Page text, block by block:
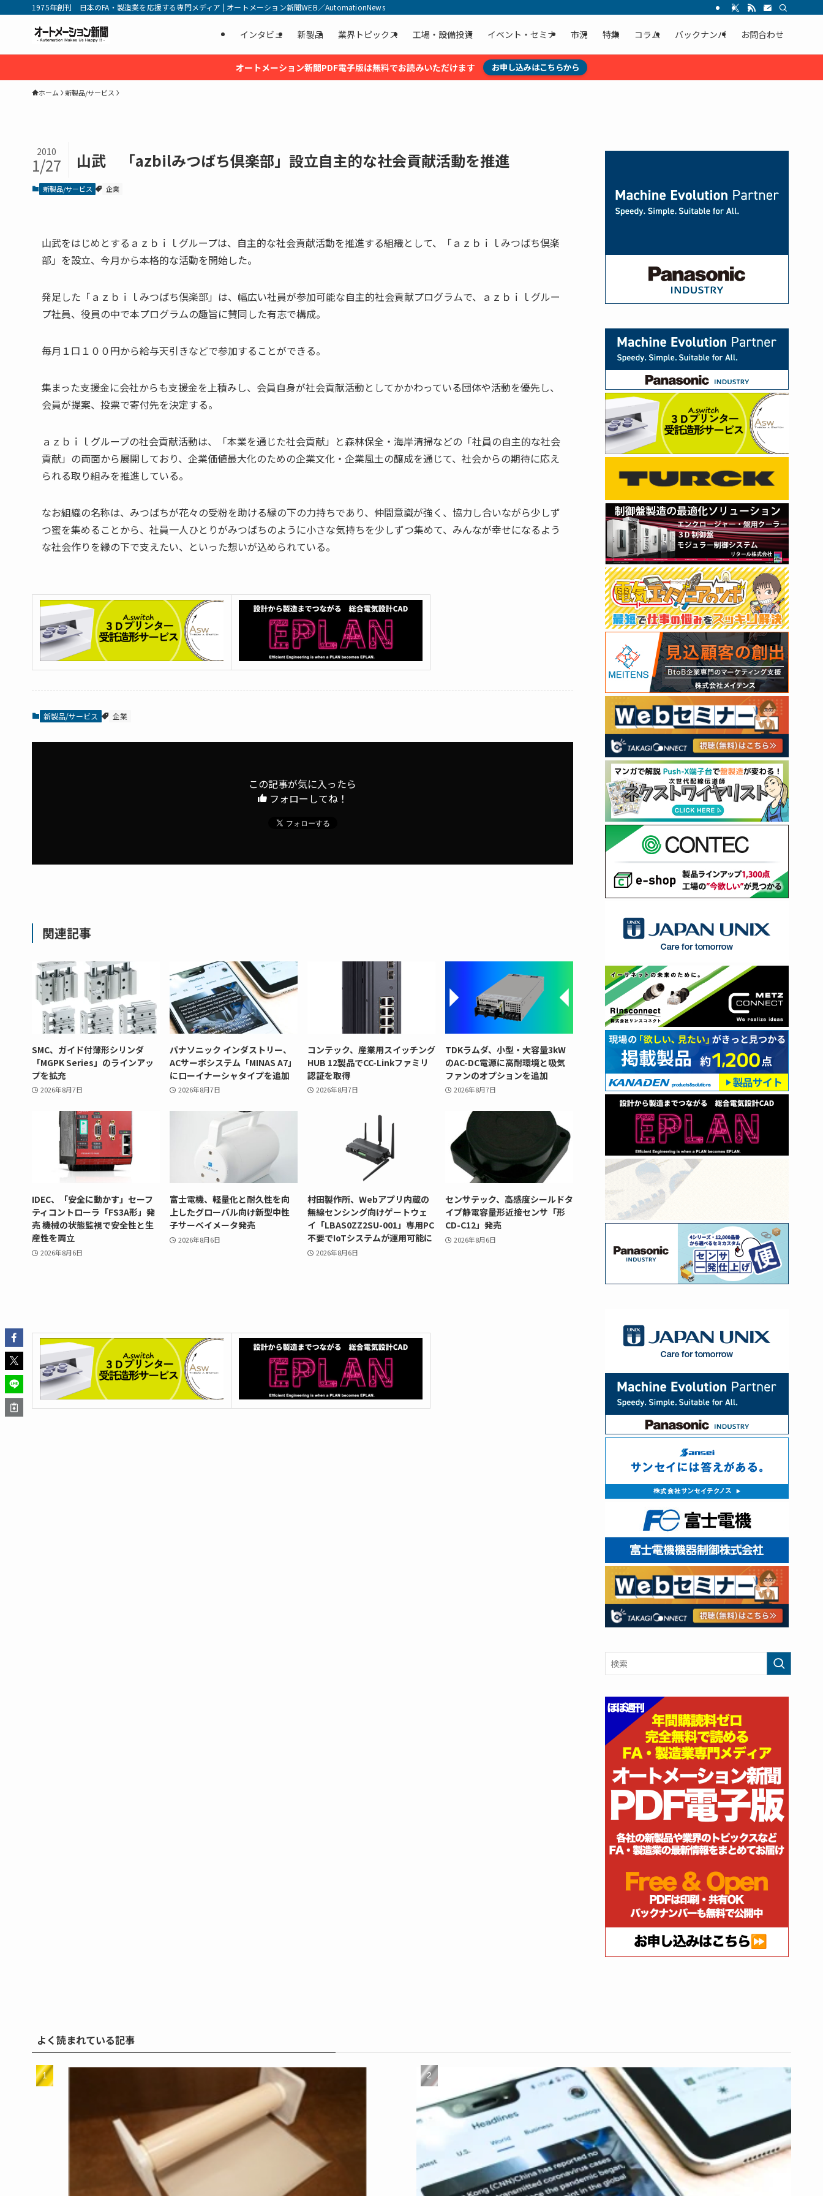
1975年創刊 日本のFA・製造業を応援する専門メディア | オートメーション新聞WEB／AutomationNews
インタビュ 新製品 業界トピックス 工場・設備投資 イベント・セミナ 市況 特集 コラム バックナンバ お問合わせ
オートメーション新聞PDF電子版は無料でお読みいただけます お申し込みはこちらから
ホーム 新製品/サービス
山武 「azbilみつばち倶楽部」設立自主的な社会貢献活動を推進
2010
1/27
新製品/サービス 企業
山武をはじめとするａｚｂｉｌグループは、自主的な社会貢献活動を推進する組織として、「ａｚｂｉｌみつばち倶楽
部」を設立、今月から本格的な活動を開始した。
発足した「ａｚｂｉｌみつばち倶楽部」は、幅広い社員が参加可能な自主的社会貢献プログラムで、ａｚｂｉｌグルー
プ社員、役員の中で本プログラムの趣旨に賛同した有志で構成。
毎月１口１００円から給与天引きなどで参加することができる。
集まった支援金に会社からも支援金を上積みし、会員自身が社会貢献活動としてかかわっている団体や活動を優先し、
会員が提案、投票で寄付先を決定する。
ａｚｂｉｌグループの社会貢献活動は、「本業を通じた社会貢献」と森林保全・海岸清掃などの「社員の自主的な社会
貢献」の両面から展開しており、企業価値最大化のための企業文化・企業風土の醸成を通じて、社会からの期待に応え
られる取り組みを推進している。
なお組織の名称は、みつばちが花々の受粉を助ける縁の下の力持ちであり、仲間意識が強く、協力し合いながら少しず
つ蜜を集めることから、社員一人ひとりがみつばちのように小さな気持ちを少しずつ集めて、みんなが幸せになるよう
な社会作りを縁の下で支えたい、といった想いが込められている。
新製品/サービス 企業
この記事が気に入ったら
フォローしてね！
関連記事
SMC、ガイド付薄形シリンダ
「MGPK Series」のラインアッ
プを拡充
2026年8月7日
パナソニック インダストリー、
ACサーボシステム「MINAS A7」
にローイナーシャタイプを追加
2026年8月7日
コンテック、産業用スイッチング
HUB 12製品でCC-Linkファミリ
認証を取得
2026年8月7日
TDKラムダ、小型・大容量3kW
のAC-DC電源に高耐環境と吸気
ファンのオプションを追加
2026年8月7日
IDEC、「安全に動かす」セーフ
ティコントローラ「FS3A形」発
売 機械の状態監視で安全性と生
産性を両立
2026年8月6日
富士電機、軽量化と耐久性を向
上したグローバル向け新型中性
子サーベイメータ発売
2026年8月6日
村田製作所、Webアプリ内蔵の
無線センシング向けゲートウェ
イ「LBAS0ZZ2SU-001」専用PC
不要でIoTシステムが運用可能に
2026年8月6日
センサテック、高感度シールドタ
イプ静電容量形近接センサ「形
CD-C12」発売
2026年8月6日
よく読まれている記事